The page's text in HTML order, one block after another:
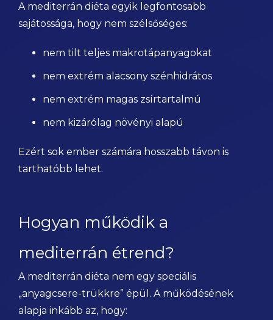
A mediterrán diéta egyik legfontosabb
sajátossága, hogy nem szélsőséges:
nem tilt teljes makrotápanyagokat
nem extrém alacsony szénhidrátos
nem extrém magas zsírtartalmú
nem kizárólag növényi alapú
Ezért sok ember számára hosszabb távon is
tarthatóbb lehet.
Hogyan működik a
mediterrán étrend?
A mediterrán diéta nem egy speciális
„anyagcsere-trükkre” épül. A működésének
alapja inkább az, hogy: